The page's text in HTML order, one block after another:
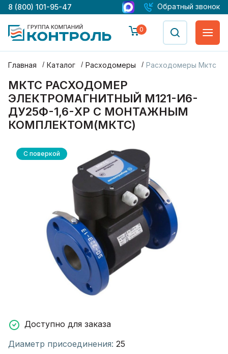
8 (800) 101-95-47 Обратный звонок
0
Главная Каталог Расходомеры Расходомеры Мктс
МКТС РАСХОДОМЕР
ЭЛЕКТРОМАГНИТНЫЙ М121-И6-
ДУ25Ф-1,6-ХР С МОНТАЖНЫМ
КОМПЛЕКТОМ(МКТС)
С поверкой
Доступно для заказа
Диаметр присоединения: 25